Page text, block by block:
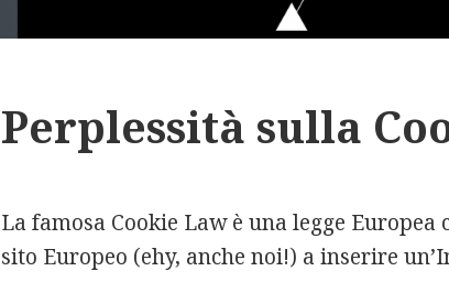
Perplessità sulla
La famosa Cookie Law è una legge
sito Europeo (ehy, anche noi!) a inserire